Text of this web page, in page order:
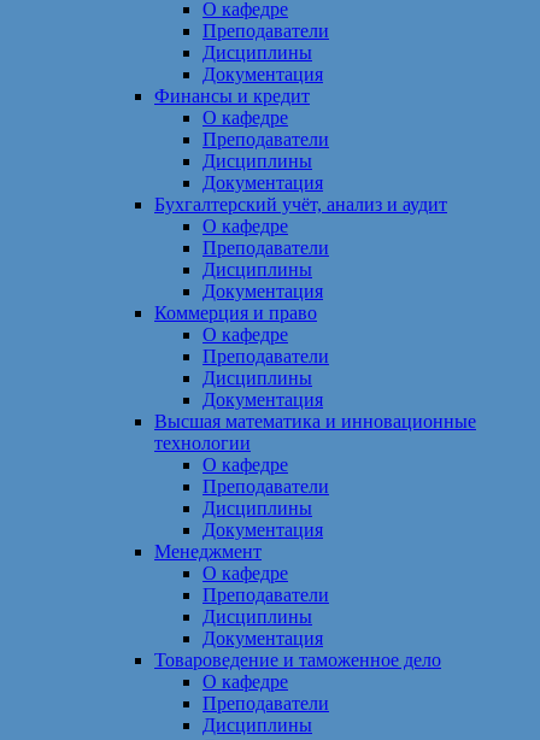
О кафедре
Преподаватели
Дисциплины
Документация
Финансы и кредит
О кафедре
Преподаватели
Дисциплины
Документация
Бухгалтерский учёт, анализ и аудит
О кафедре
Преподаватели
Дисциплины
Документация
Коммерция и право
О кафедре
Преподаватели
Дисциплины
Документация
Высшая математика и инновационные
технологии
О кафедре
Преподаватели
Дисциплины
Документация
Менеджмент
О кафедре
Преподаватели
Дисциплины
Документация
Товароведение и таможенное дело
О кафедре
Преподаватели
Дисциплины